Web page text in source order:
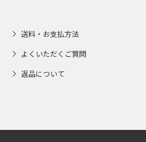
送料・お支払方法
よくいただくご質問
返品について